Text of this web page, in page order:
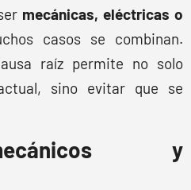
mecánicas, eléctricas o
casos se combinan.
raíz permite no solo
sino evitar que se
y